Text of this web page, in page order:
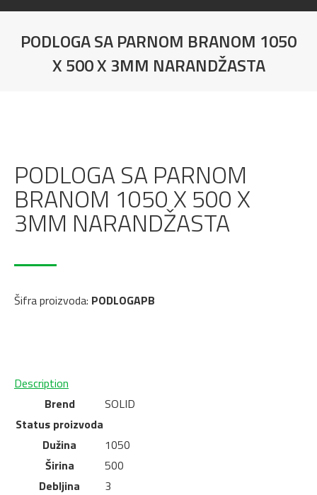
PODLOGA SA PARNOM BRANOM 1050
X 500 X 3MM NARANDŽASTA
PODLOGA SA PARNOM
BRANOM 1050 X 500 X
3MM NARANDŽASTA
Šifra proizvoda: PODLOGAPB
Description
Brend
SOLID
Status proizvoda
Dužina
1050
Širina
500
Debljina
3